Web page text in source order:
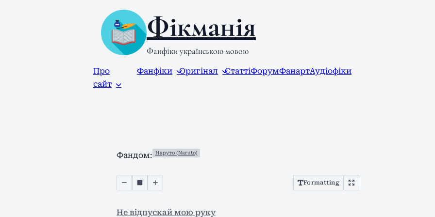
Фікманія
Фанфіки українською мовою
Про
сайт
Фанфіки Оригінал СтаттіФорумФанартАудіофіки
Фандом: Наруто (Naruto)
Formatting
Не відпускай мою руку